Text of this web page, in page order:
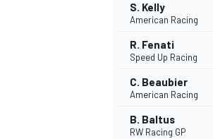
S. Kelly
American Racing
R. Fenati
Speed Up Racing
C. Beaubier
American Racing
B. Baltus
RW Racing GP